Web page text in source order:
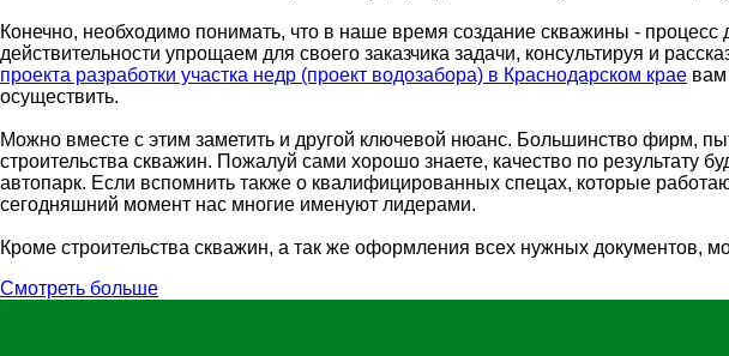
Конечно, необходимо понимать, что в наше время создание скважины -
действительности упрощаем для своего заказчика задачи, консультируя и
проекта разработки участка недр (проект водозабора) в Краснодарском крае вам
осуществить.
Можно вместе с этим заметить и другой ключевой нюанс. Большинство фирм,
строительства скважин. Пожалуй сами хорошо знаете, качество по
автопарк. Если вспомнить также о квалифицированных спецах, которые
сегодняшний момент нас многие именуют лидерами.
Кроме строительства скважин, а так же оформления всех нужных документов,
Смотреть больше